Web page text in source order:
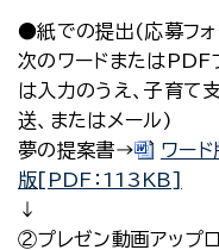
●紙での提出(応募フォ
次のワードまたはPDF
は入力のうえ、子育て
送、またはメール)
夢の提案書→
ワー
版[PDF：113KB]
↓
②プレゼン動画アップ